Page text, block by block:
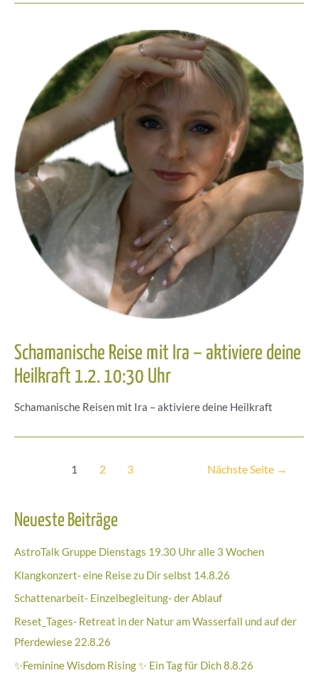
Bülow-
Schamanische Reise mit Ira – aktiviere deine
Heilkraft 1.2. 10:30 Uhr
Schamanische Reisen mit Ira – aktiviere deine Heilkraft
Seitennummerierung
1 2 3 Nächste Seite →
Neueste Beiträge
AstroTalk Gruppe Dienstags 19.30 Uhr alle 3 Wochen
Klangkonzert- eine Reise zu Dir selbst 14.8.26
Schattenarbeit- Einzelbegleitung- der Ablauf
Reset_Tages- Retreat in der Natur am Wasserfall und auf der
Pferdewiese 22.8.26
✨Feminine Wisdom Rising ✨ Ein Tag für Dich 8.8.26